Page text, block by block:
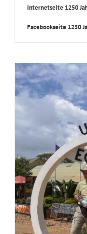
Internetseite 1250
Facebookseite 1250